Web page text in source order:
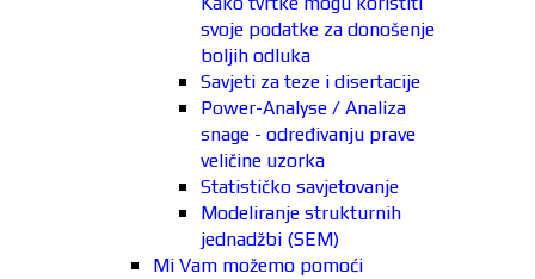
svoje podatke za donošenje
boljih odluka
Savjeti za teze i disertacije
Power-Analyse / Analiza
snage - određivanju prave
veličine uzorka
Statističko savjetovanje
Modeliranje strukturnih
jednadžbi (SEM)
Mi Vam možemo pomoći